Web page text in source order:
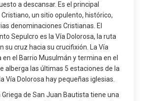
a descansar. Es el principal
un sitio opulento, histórico,
denominaciones Cristianas. El
Sepulcro es la Vía Dolorosa, la ruta
su cruz hacia su crucifixión. La Vía
en el Barrio Musulmán y termina en el
alberga las últimas 5 estaciones de la
Vía Dolorosa hay pequeñas iglesias.
Griega de San Juan Bautista tiene una